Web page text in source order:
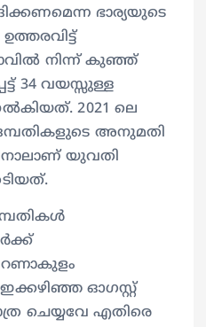
ഭാര്യയുടെ
നിന്ന് കുഞ്ഞ്
34 വയസ്സുള്ള
2021 ലെ
ദമ്പതികളുടെ അനുമതി
യുവതി
ഓഗസ്റ്റ്
ചെയ്യവേ എതിരെ